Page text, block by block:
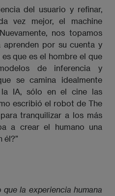
del usuario y refinar,
vez mejor, el machine
nos topamos
por su cuenta y
que es el hombre el que
de inferencia y
se camina idealmente
IA, sólo en el cine las
escribió el robot de The
tranquilizar a los más
a crear el humano una
él?”
que la experiencia humana